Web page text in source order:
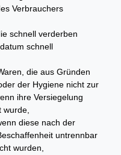
Verbrauchers
schnell verderben
schnell
die aus Gründen
der Hygiene nicht zur
ihre Versiegelung
diese nach der
untrennbar
wurden,